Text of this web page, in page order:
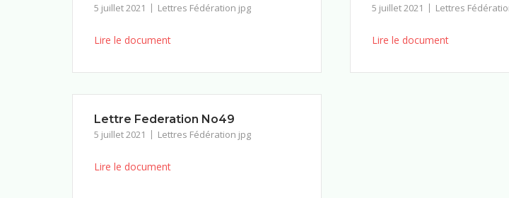
5 juillet 2021 Lettres Fédération jpg
Lire le document
5 juillet 2021 Lettres
Lire le document
Lettre Federation No49
5 juillet 2021 Lettres Fédération jpg
Lire le document